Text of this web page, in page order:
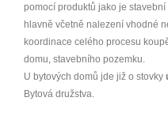
pomocí produktů jako je stavební
hlavně včetně nalezení vhodné
koordinace celého procesu
domu, stavebního pozemku.
U bytových domů jde již o stovky
Bytová družstva.